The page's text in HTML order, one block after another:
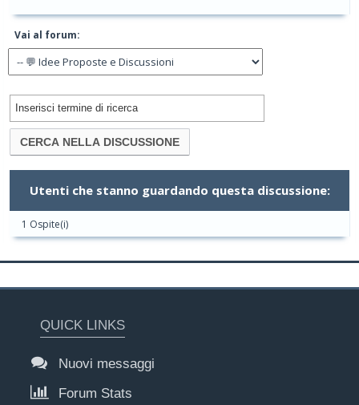
Vai al forum:
Utenti che stanno guardando questa discussione:
1 Ospite(i)
QUICK LINKS
Nuovi messaggi
Forum Stats